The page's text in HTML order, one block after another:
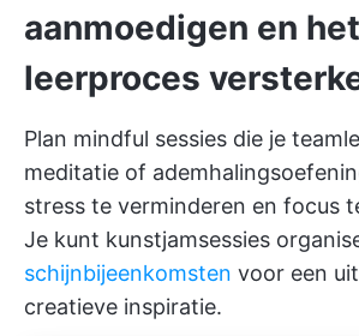
aanmoedigen en het
leerproces
Plan mindful sessies die je
meditatie of
stress te verminderen en focus
Je kunt kunstjamsessies
schijnbijeenkomsten voor een
creatieve inspiratie.